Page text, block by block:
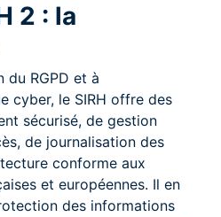
2 : la
du RGPD et à
cyber, le SIRH offre des
sécurisé, de gestion
de journalisation des
conforme aux
et européennes. Il en
des informations